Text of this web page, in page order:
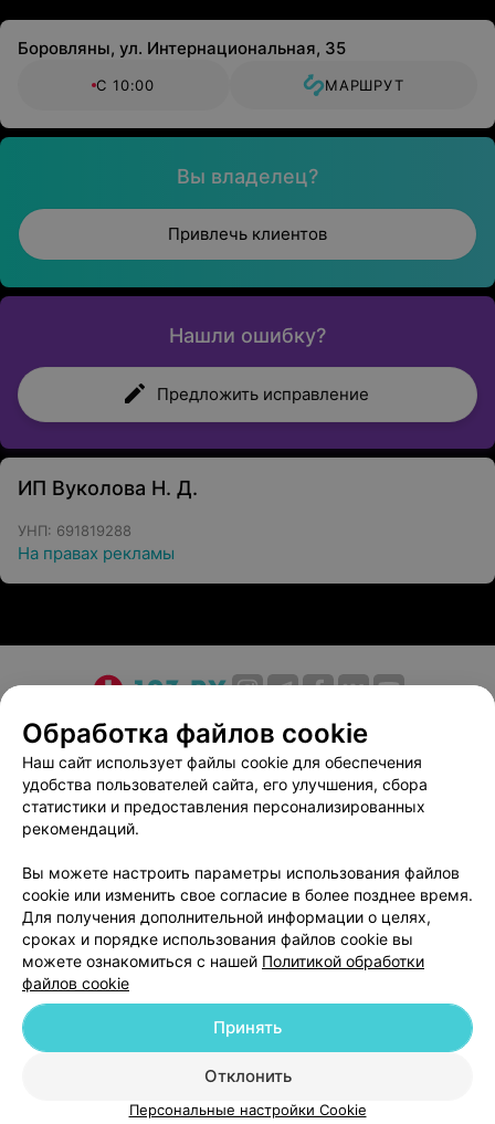
Боровляны, ул. Интернациональная, 35
С 10:00 МАРШРУТ
Вы владелец?
Привлечь клиентов
Нашли ошибку?
Предложить исправление
ИП Вуколова Н. Д.
УНП: 691819288
На правах рекламы
О проекте Новости проекта
Размещение рекламы
Медицинский маркетинг
Публичный договор
Пользовательское соглашение
Способы оплаты
Вакансии
Партнеры
Написать в поддержку
Персональные настройки cookie
Обработка персональных данных
г. Минск, улица Толбухина, 2, пом. 16 | help@103.by
ВЫ ВЛАДЕЛЕЦ?
Обработка файлов cookie
Наш сайт использует файлы cookie для обеспечения
удобства пользователей сайта, его улучшения, сбора
статистики и предоставления персонализированных
рекомендаций.
Вы можете настроить параметры использования файлов
cookie или изменить свое согласие в более позднее время.
Для получения дополнительной информации о целях,
сроках и порядке использования файлов cookie вы
можете ознакомиться с нашей Политикой обработки
файлов cookie
Отклонить
Принять
Персональные настройки Cookie